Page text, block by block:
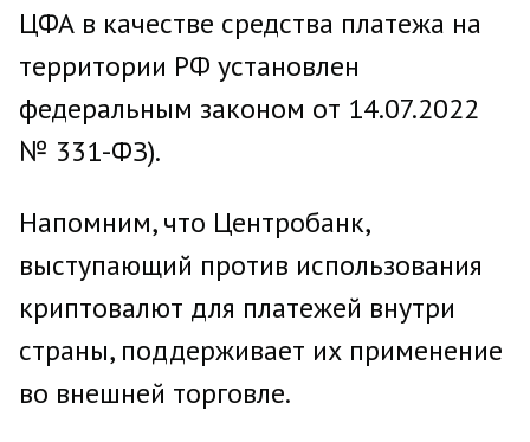
ЦФА в качестве средства платежа на
территории РФ установлен
федеральным законом от 14.07.2022
№ 331-ФЗ).
Напомним, что Центробанк,
выступающий против использования
криптовалют для платежей внутри
страны, поддерживает их применение
во внешней торговле.